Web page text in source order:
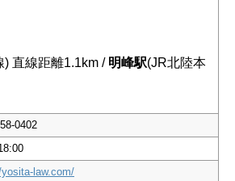
) 直線距離1.1km / 明峰駅(JR北陸本
0402
law.com/